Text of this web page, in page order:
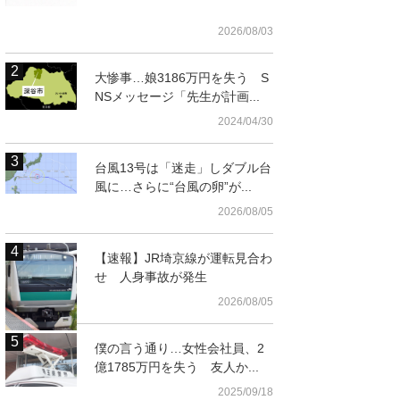
2026/08/03
大惨事…娘3186万円を失う S
NSメッセージ「先生が計画...
2024/04/30
台風13号は「迷走」しダブル台
風に…さらに“台風の卵”が...
2026/08/05
【速報】JR埼京線が運転見合わ
せ 人身事故が発生
2026/08/05
僕の言う通り…女性会社員、2
億1785万円を失う 友人か...
2025/09/18